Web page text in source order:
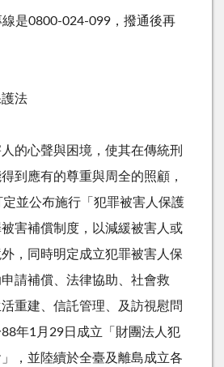
線是0800-024-099，撥通後再
法
的心聲與困境，使其在傳統刑
到應有的尊重與周全的照顧，
並公布施行「犯罪被害人保護
害補償制度，以減緩被害人或
，同時明定成立犯罪被害人保
請補償、法律協助、社會救
重建、信託管理、及訪視慰問
年1月29日成立「財團法人犯
，並陸續於全臺及離島成立各